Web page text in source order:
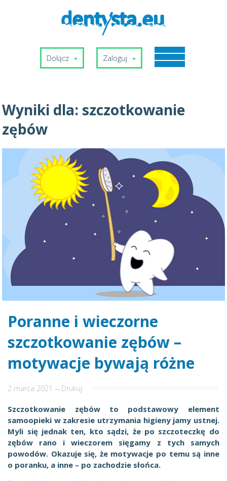
Dołącz Zaloguj
Wyniki dla: szczotkowanie
zębów
Poranne i wieczorne
szczotkowanie zębów –
motywacje bywają różne
2 marca 2021--- Drukuj
Szczotkowanie zębów to podstawowy element
samoopieki w zakresie utrzymania higieny jamy ustnej.
Myli się jednak ten, kto sądzi, że po szczoteczkę do
zębów rano i wieczorem sięgamy z tych samych
powodów. Okazuje się, że motywacje po temu są inne
o poranku, a inne – po zachodzie słońca.